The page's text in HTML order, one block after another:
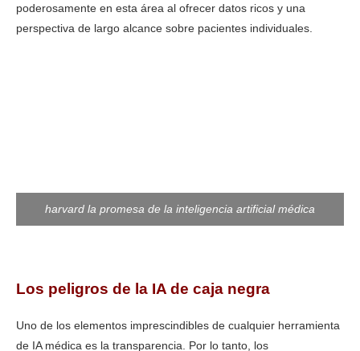
poderosamente en esta área al ofrecer datos ricos y una
perspectiva de largo alcance sobre pacientes individuales.
harvard la promesa de la inteligencia artificial médica
Los peligros de la IA de caja negra
Uno de los elementos imprescindibles de cualquier herramienta
de IA médica es la transparencia. Por lo tanto, los